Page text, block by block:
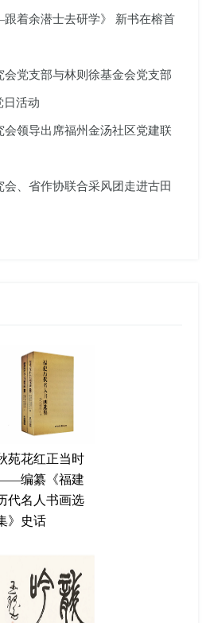
着余潜士去研学》 新书在榕首
党支部与林则徐基金会党支部
日活动
领导出席福州金汤社区党建联
、省作协联合采风团走进古田
苑花红正当时
编纂《福建
代名人书画选
》史话